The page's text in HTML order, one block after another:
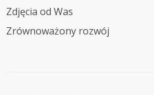
Zdjęcia od Was
Zrównoważony rozwój